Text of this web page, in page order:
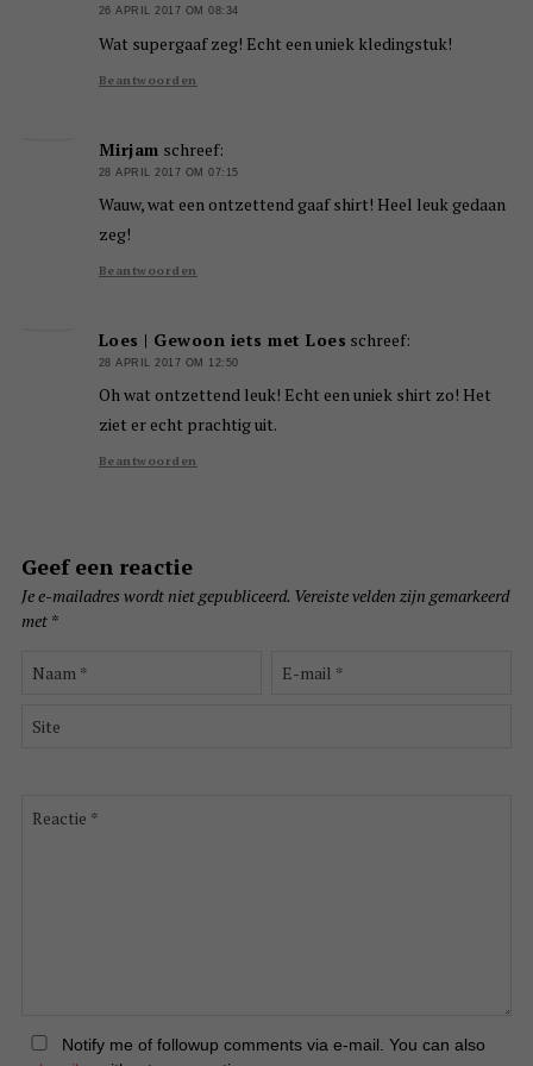
26 APRIL 2017 OM 08:34
Wat supergaaf zeg! Echt een uniek kledingstuk!
Beantwoorden
Mirjam schreef:
28 APRIL 2017 OM 07:15
Wauw, wat een ontzettend gaaf shirt! Heel leuk gedaan
zeg!
Beantwoorden
Loes | Gewoon iets met Loes schreef:
28 APRIL 2017 OM 12:50
Oh wat ontzettend leuk! Echt een uniek shirt zo! Het
ziet er echt prachtig uit.
Beantwoorden
Geef een reactie
Je e-mailadres wordt niet gepubliceerd. Vereiste velden zijn gemarkeerd
met *
Notify me of followup comments via e-mail. You can also